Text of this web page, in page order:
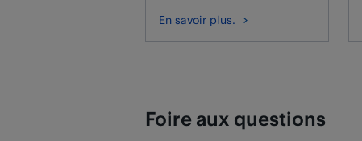
En savoir plus.
Foire aux questions